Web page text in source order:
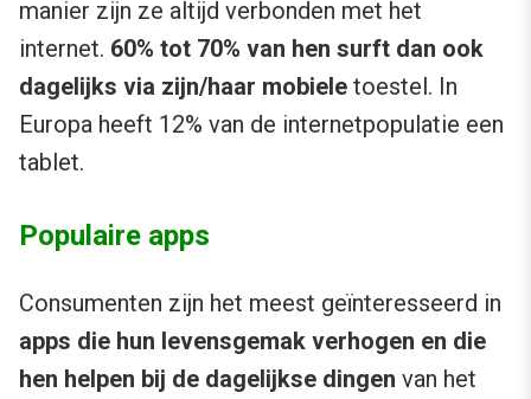
manier zijn ze altijd verbonden met het
internet. 60% tot 70% van hen surft dan ook
dagelijks via zijn/haar mobiele toestel. In
Europa heeft 12% van de internetpopulatie een
tablet.
Populaire apps
Consumenten zijn het meest geïnteresseerd in
apps die hun levensgemak verhogen en die
hen helpen bij de dagelijkse dingen van het